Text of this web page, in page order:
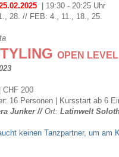
| 19:30 - 20:25 Uhr
28. // FEB: 4., 11., 18., 25.
OPEN LEVEL
CHF 200
16 Personen
| Kursstart ab 6
Junker //Ort: Latinwelt
keinen Tanzpartner, um am